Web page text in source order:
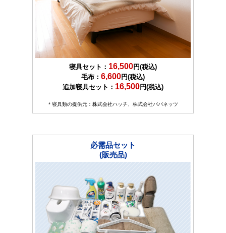
寝具セット： 16,500円(税込)
毛布： 6,600円(税込)
追加寝具セット： 16,500円(税込)
* 寝具類の提供元：株式会社ハッチ、株式会社パパネッツ
必需品セット
(販売品)